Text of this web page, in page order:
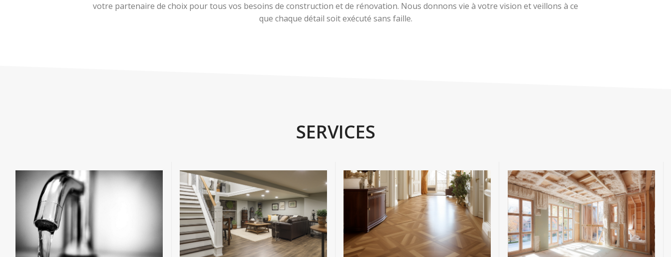
votre partenaire de choix pour tous vos besoins de construction et de rénovation. Nous donnons vie à votre vision et veillons à ce
que chaque détail soit exécuté sans faille.
SERVICES